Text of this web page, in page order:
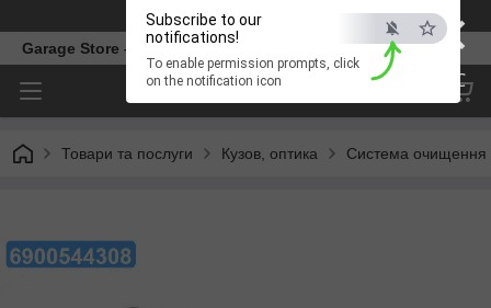
×
ESC
Subscribe to our
notifications!
To enable permission prompts, click
on the notification icon
Телефон
Garage Store – інтернет магазин автозапчастин.
Товари та послуги Кузов, оптика Система очищення